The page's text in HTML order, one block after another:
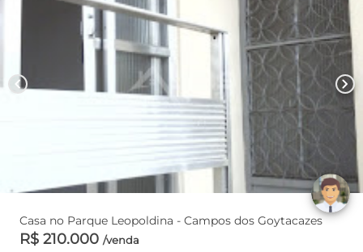
chevron_left chevron_right
Casa no Parque Leopoldina - Campos dos Goytacazes
R$ 210.000 /venda